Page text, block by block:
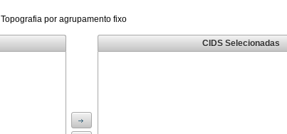
Topografia por agrupamento fixo
CIDS Selecionadas